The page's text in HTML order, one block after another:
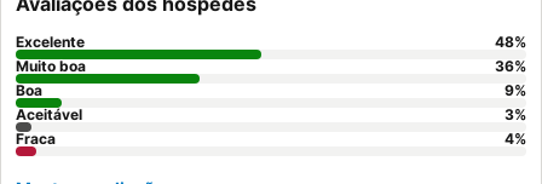
pratos quentes e frios. Para uma estadia mais tranquila, os
hóspedes devem solicitar um quarto virado para o jardim para
evitar o ruído potencial da estrada.
Excelente 48%
Muito boa
36%
Boa
9%
Aceitável
3%
Fraca
4%